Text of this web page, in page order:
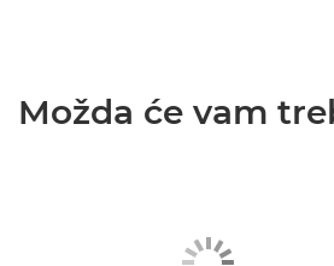
Možda će vam